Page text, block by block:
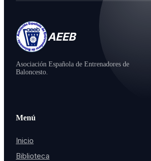
AEEB
Baloncesto.
Menú
Inicio
Biblioteca